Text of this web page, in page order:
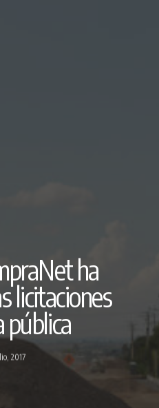
ha
licitaciones
pública
2017